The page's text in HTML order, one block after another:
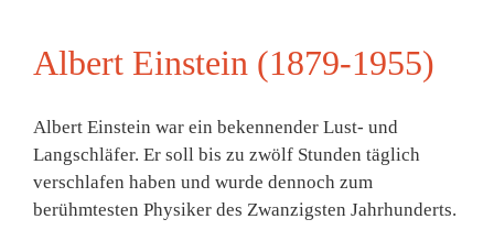
Albert Einstein (1879-1955)
Albert Einstein war ein bekennender Lust- und
Langschläfer. Er soll bis zu zwölf Stunden täglich
verschlafen haben und wurde dennoch zum
berühmtesten Physiker des Zwanzigsten Jahrhunderts.